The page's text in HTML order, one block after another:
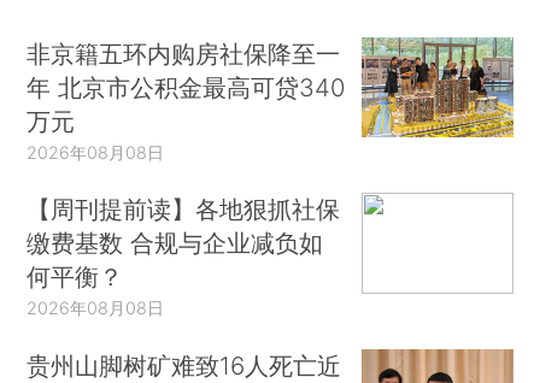
非京籍五环内购房社保降至一
年 北京市公积金最高可贷340
万元
2026年08月08日
【周刊提前读】各地狠抓社保
缴费基数 合规与企业减负如
何平衡？
2026年08月08日
贵州山脚树矿难致16人死亡近